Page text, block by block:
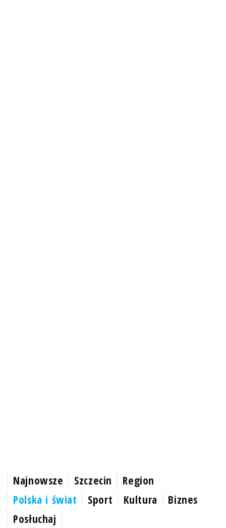
Najnowsze Szczecin
Region
Polska i świat
Sport Kultura
Biznes
Posłuchaj